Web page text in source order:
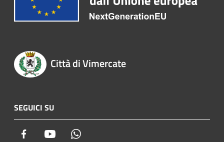
Città di Vimercate
SEGUICI SU
Facebook Youtube